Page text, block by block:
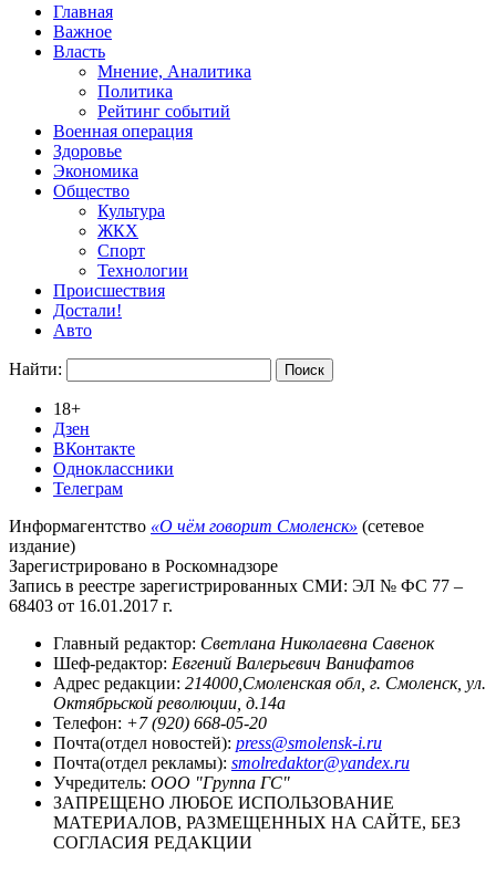
Главная
Важное
Власть
Мнение, Аналитика
Политика
Рейтинг событий
Военная операция
Здоровье
Экономика
Общество
Культура
ЖКХ
Спорт
Технологии
Происшествия
Достали!
Авто
Найти:
18+
Дзен
ВКонтакте
Одноклассники
Телеграм
Информагентство «О чём говорит Смоленск» (сетевое
издание)
Зарегистрировано в Роскомнадзоре
Запись в реестре зарегистрированных СМИ: ЭЛ № ФС 77 –
68403 от 16.01.2017 г.
Главный редактор: Светлана Николаевна Савенок
Шеф-редактор: Евгений Валерьевич Ванифатов
Адрес редакции: 214000,Смоленская обл, г. Смоленск, ул.
Октябрьской революции, д.14а
Телефон: +7 (920) 668-05-20
Почта(отдел новостей): press@smolensk-i.ru
Почта(отдел рекламы): smolredaktor@yandex.ru
Учредитель: ООО "Группа ГС"
ЗАПРЕЩЕНО ЛЮБОЕ ИСПОЛЬЗОВАНИЕ
МАТЕРИАЛОВ, РАЗМЕЩЕННЫХ НА САЙТЕ, БЕЗ
СОГЛАСИЯ РЕДАКЦИИ